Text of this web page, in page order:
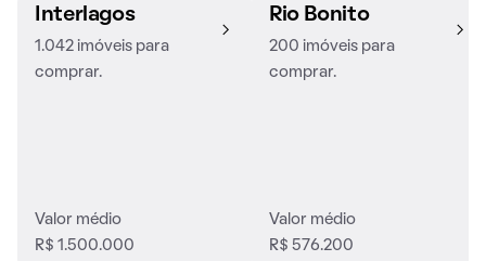
Interlagos
1.042 imóveis para
comprar.
Valor médio
R$ 1.500.000
Rio Bonito
200 imóveis para
comprar.
Valor médio
R$ 576.200